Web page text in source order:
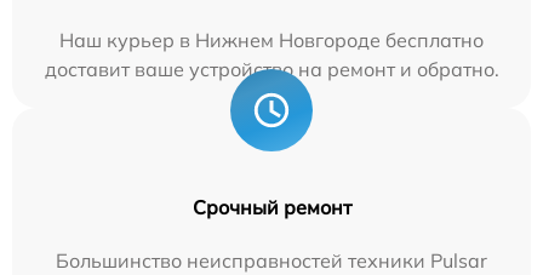
Наш курьер в Нижнем Новгороде бесплатно
доставит ваше устройство на ремонт и обратно.
Срочный ремонт
Большинство неисправностей техники Pulsar